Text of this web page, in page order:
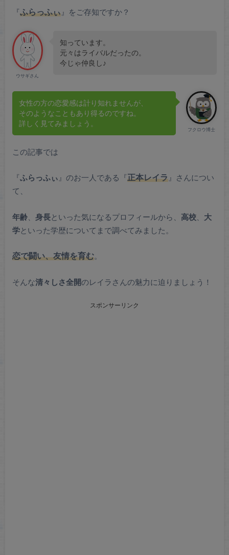
『ふらっふぃ』をご存知ですか？
ウサギさん
知っています。
元々はライバルだったの。
今じゃ仲良し♪
フクロウ博士
女性の方の恋愛感は計り知れませんが、
そのようなこともあり得るのですね。
詳しく見てみましょう。
この記事では
『ふらっふぃ 』のお一人である『正本レイラ』さんについ
て、
年齢、 身長といった気になるプロフィールから、 高校、 大
学といった学歴についてまで調べてみました。
恋で闘い、友情を育む。
そんな清々しさ全開のレイラさんの魅力に迫りましょう！
スポンサーリンク